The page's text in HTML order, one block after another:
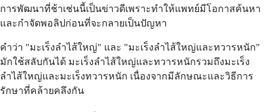
การพัฒนาที่ช้าเช่นนี้เป็นข่าวดีเพราะทำให้แพทย์มีโอกาสค้นหา
และกำจัดพอลิปก่อนที่จะกลายเป็นปัญหา
คำว่า "มะเร็งลำไส้ใหญ่" และ "มะเร็งลำไส้ใหญ่และทวารหนัก"
มักใช้สลับกันได้ มะเร็งลำไส้ใหญ่และทวารหนักรวมถึงมะเร็ง
ลำไส้ใหญ่และมะเร็งทวารหนัก เนื่องจากมีลักษณะและวิธีการ
รักษาที่คล้ายคลึงกัน